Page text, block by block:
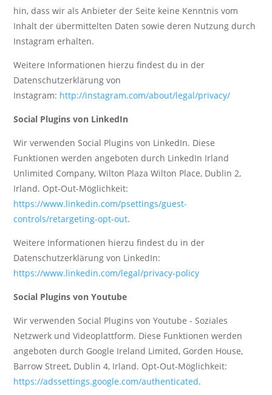
hin, dass wir als Anbieter der Seite keine Kenntnis vom
Inhalt der übermittelten Daten sowie deren Nutzung durch
Instagram erhalten.
Weitere Informationen hierzu findest du in der
Datenschutzerklärung von
Instagram: http://instagram.com/about/legal/privacy/
Social Plugins von LinkedIn
Wir verwenden Social Plugins von LinkedIn. Diese
Funktionen werden angeboten durch LinkedIn Irland
Unlimited Company, Wilton Plaza Wilton Place, Dublin 2,
Irland. Opt-Out-Möglichkeit:
https://www.linkedin.com/psettings/guest-
controls/retargeting-opt-out.
Weitere Informationen hierzu findest du in der
Datenschutzerklärung von LinkedIn:
https://www.linkedin.com/legal/privacy-policy
Social Plugins von Youtube
Wir verwenden Social Plugins von Youtube - Soziales
Netzwerk und Videoplattform. Diese Funktionen werden
angeboten durch Google Ireland Limited, Gorden House,
Barrow Street, Dublin 4, Irland. Opt-Out-Möglichkeit:
https://adssettings.google.com/authenticated.